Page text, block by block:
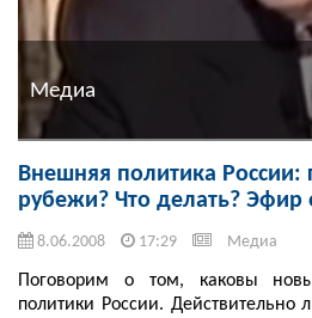
Медиа
Внешняя политика России:
рубежи? Что делать? Эфир
8.06.2008 17:29 Медиа
Поговорим о том, каковы
политики России. Действительно